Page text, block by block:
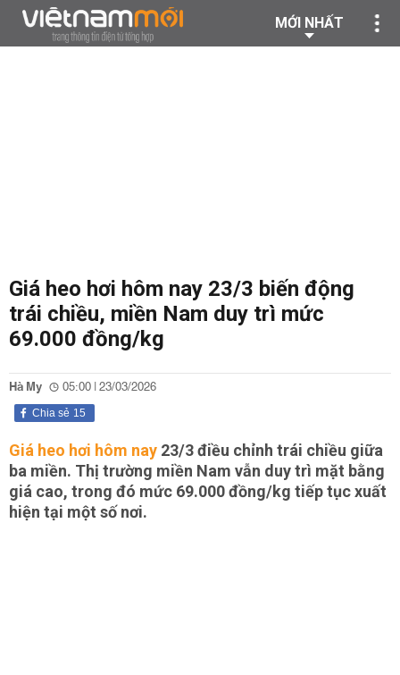
MỚI NHẤT
Giá heo hơi hôm nay 23/3 biến động
trái chiều, miền Nam duy trì mức
69.000 đồng/kg
Hà My 05:00 | 23/03/2026
15
Chia sẻ
Giá heo hơi hôm nay 23/3 điều chỉnh trái chiều giữa
ba miền. Thị trường miền Nam vẫn duy trì mặt bằng
giá cao, trong đó mức 69.000 đồng/kg tiếp tục xuất
hiện tại một số nơi.